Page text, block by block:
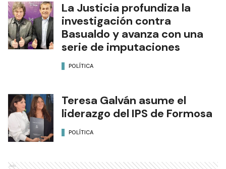
La Justicia profundiza la
investigación contra
Basualdo y avanza con una
serie de imputaciones
POLÍTICA
Teresa Galván asume el
liderazgo del IPS de Formosa
POLÍTICA
Ads